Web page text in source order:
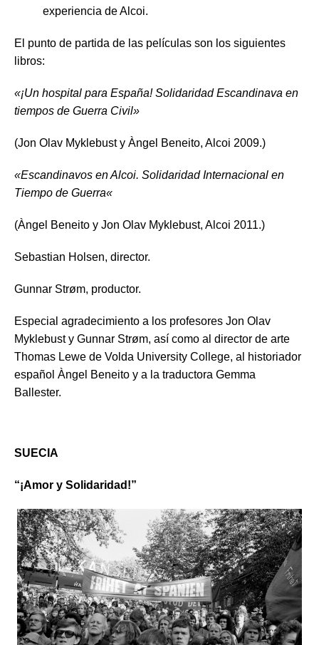
experiencia de Alcoi.
El punto de partida de las películas son los siguientes
libros:
«¡Un hospital para España! Solidaridad Escandinava en
tiempos de Guerra Civil»
(Jon Olav Myklebust y Àngel Beneito, Alcoi 2009.)
«Escandinavos en Alcoi. Solidaridad Internacional en
Tiempo de Guerra«
(Àngel Beneito y Jon Olav Myklebust, Alcoi 2011.)
Sebastian Holsen, director.
Gunnar Strøm, productor.
Especial agradecimiento a los profesores Jon Olav
Myklebust y Gunnar Strøm, así como al director de arte
Thomas Lewe de Volda University College, al historiador
español Àngel Beneito y a la traductora Gemma
Ballester.
SUECIA
“¡Amor y Solidaridad!”